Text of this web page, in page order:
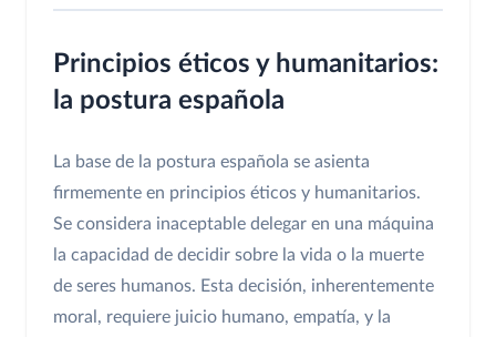
Principios éticos y humanitarios:
la postura española
La base de la postura española se asienta
firmemente en principios éticos y humanitarios.
Se considera inaceptable delegar en una máquina
la capacidad de decidir sobre la vida o la muerte
de seres humanos. Esta decisión, inherentemente
moral, requiere juicio humano, empatía, y la